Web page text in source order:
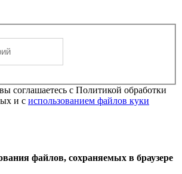
соглашаетесь с Политикой обработки
и с использованием файлов куки
файлов, сохраняемых в браузере